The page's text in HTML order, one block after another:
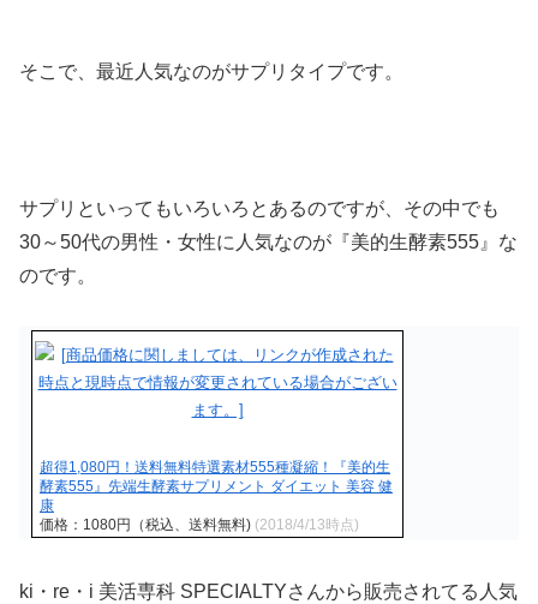
そこで、最近人気なのがサプリタイプです。
サプリといってもいろいろとあるのですが、その中でも
30～50代の男性・女性に人気なのが『美的生酵素555』な
のです。
超得1,080円！送料無料特選素材555種凝縮！『美的生
酵素555』先端生酵素サプリメント ダイエット 美容 健
康
価格：1080円（税込、送料無料) (2018/4/13時点)
ki・re・i 美活専科 SPECIALTYさんから販売されてる人気